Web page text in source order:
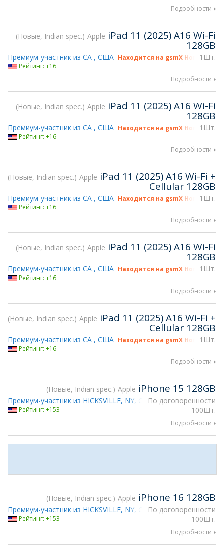
Подробности
Новые, Indian spec. Apple iPad 11 (2025) A16 Wi-Fi
128GB
1Шт.
Премиум-участник из CA , США Находится на gsmX Hong Kong
Рейтинг: +16
Подробности
Новые, Indian spec. Apple iPad 11 (2025) A16 Wi-Fi
128GB
1Шт.
Премиум-участник из CA , США Находится на gsmX Hong Kong
Рейтинг: +16
Подробности
Новые, Indian spec. Apple iPad 11 (2025) A16 Wi-Fi +
Cellular 128GB
1Шт.
Премиум-участник из CA , США Находится на gsmX Hong Kong
Рейтинг: +16
Подробности
Новые, Indian spec. Apple iPad 11 (2025) A16 Wi-Fi
128GB
1Шт.
Премиум-участник из CA , США Находится на gsmX Hong Kong
Рейтинг: +16
Подробности
Новые, Indian spec. Apple iPad 11 (2025) A16 Wi-Fi +
Cellular 128GB
1Шт.
Премиум-участник из CA , США Находится на gsmX Hong Kong
Рейтинг: +16
Подробности
Новые, Indian spec. Apple iPhone 15 128GB
По договоренности
100Шт.
Премиум-участник из HICKSVILLE, NY, США
Находится на
Рейтинг: +153
Подробности
Новые, Indian spec. Apple iPhone 16 128GB
По договоренности
100Шт.
Премиум-участник из HICKSVILLE, NY, США
Находится на
Рейтинг: +153
Подробности